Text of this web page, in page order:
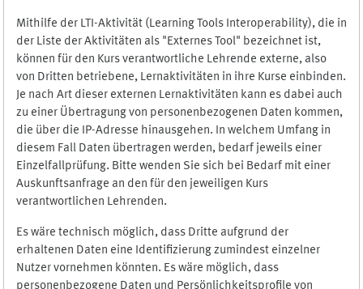
Mithilfe der LTI-Aktivität (Learning Tools Interoperability), die in
der Liste der Aktivitäten als "Externes Tool" bezeichnet ist,
können für den Kurs verantwortliche Lehrende externe, also
von Dritten betriebene, Lernaktivitäten in ihre Kurse einbinden.
Je nach Art dieser externen Lernaktivitäten kann es dabei auch
zu einer Übertragung von personenbezogenen Daten kommen,
die über die IP-Adresse hinausgehen. In welchem Umfang in
diesem Fall Daten übertragen werden, bedarf jeweils einer
Einzelfallprüfung. Bitte wenden Sie sich bei Bedarf mit einer
Auskunftsanfrage an den für den jeweiligen Kurs
verantwortlichen Lehrenden.
Es wäre technisch möglich, dass Dritte aufgrund der
erhaltenen Daten eine Identifizierung zumindest einzelner
Nutzer vornehmen könnten. Es wäre möglich, dass
personenbezogene Daten und Persönlichkeitsprofile von